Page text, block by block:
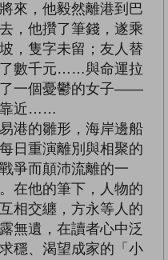
來，他毅然離港到巴
，他攢了筆錢，遂乘
，隻字未留；友人替
了數千元……與命運拉
了一個憂鬱的女子——
靠近……
港的雛形，海岸邊船
日重演離別與相聚的
爭而顛沛流離的一
在他的筆下，人物的
相交纏，方永等人的
無遺，在讀者心中泛
穩、渴望成家的「小